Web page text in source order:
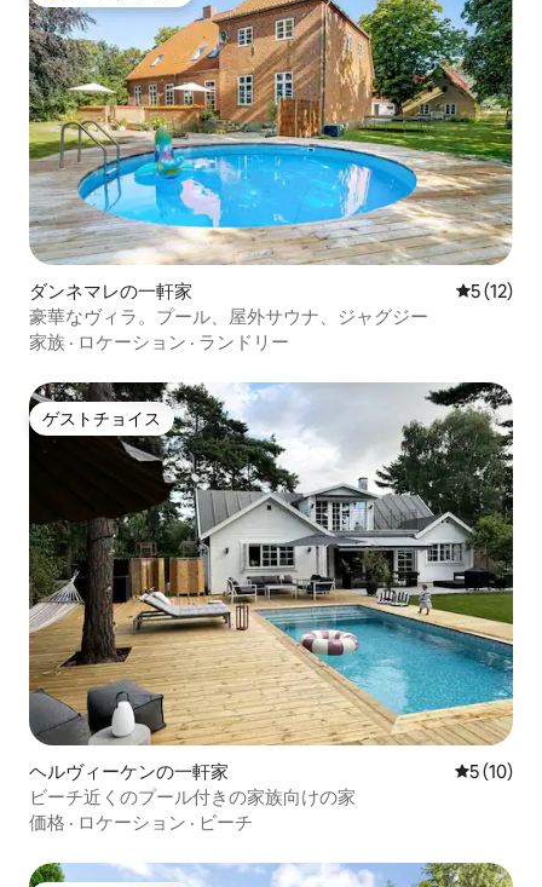
ダンネマレの一軒家 レビュー
5 (12)
豪華なヴィラ。プール、屋外サウナ、ジャグジー
家族 · ロケーション · ランドリー
ゲストチョイス
ゲストチョイス
ヘルヴィーケンの一軒家 レビュー
5 (10)
ビーチ近くのプール付きの家族向けの家
価格 · ロケーション · ビーチ